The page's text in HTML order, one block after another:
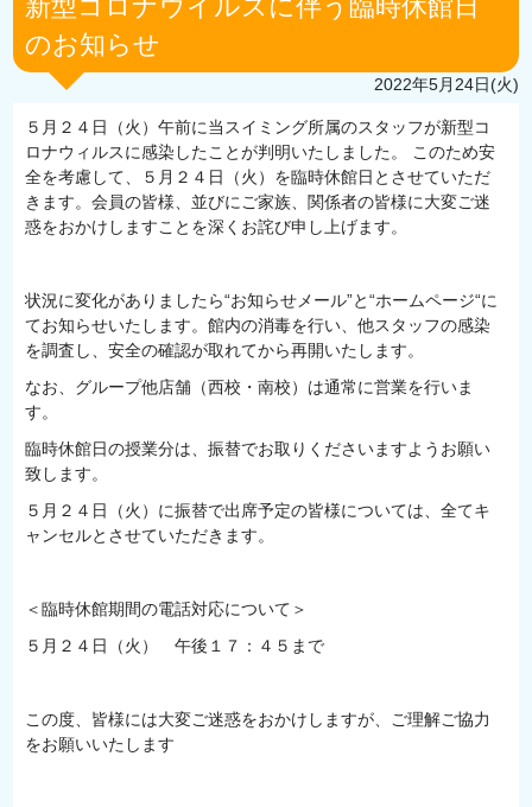
新型コロナウイルスに伴う臨時休館日
のお知らせ
2022年5月24日(火)
５月２４日（火）午前に当スイミング所属のスタッフが新型コ
ロナウィルスに感染したことが判明いたしました。 このため安
全を考慮して、５月２４日（火）を臨時休館日とさせていただ
きます。会員の皆様、並びにご家族、関係者の皆様に大変ご迷
惑をおかけしますことを深くお詫び申し上げます。
状況に変化がありましたら“お知らせメール”と“ホームページ“に
てお知らせいたします。館内の消毒を行い、他スタッフの感染
を調査し、安全の確認が取れてから再開いたします。
なお、グループ他店舗（西校・南校）は通常に営業を行いま
す。
臨時休館日の授業分は、振替でお取りくださいますようお願い
致します。
５月２４日（火）に振替で出席予定の皆様については、全てキ
ャンセルとさせていただきます。
＜臨時休館期間の電話対応について＞
５月２４日（火） 午後１７：４５まで
この度、皆様には大変ご迷惑をおかけしますが、ご理解ご協力
をお願いいたします